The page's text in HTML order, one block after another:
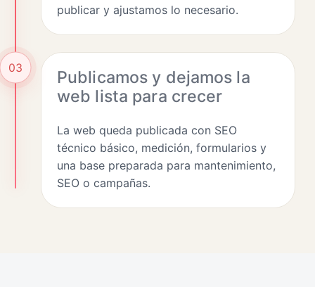
publicar y ajustamos lo necesario.
03
Publicamos y dejamos la
web lista para crecer
La web queda publicada con SEO
técnico básico, medición, formularios y
una base preparada para mantenimiento,
SEO o campañas.